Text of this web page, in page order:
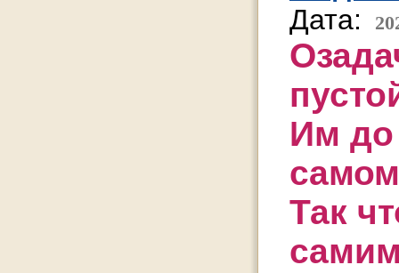
Дата:
Им до
Так